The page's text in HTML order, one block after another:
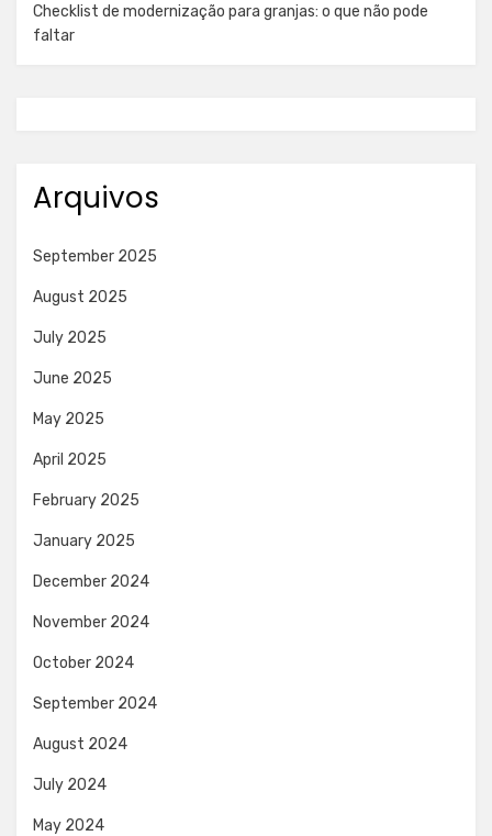
Checklist de modernização para granjas: o que não pode
faltar
Arquivos
September 2025
August 2025
July 2025
June 2025
May 2025
April 2025
February 2025
January 2025
December 2024
November 2024
October 2024
September 2024
August 2024
July 2024
May 2024